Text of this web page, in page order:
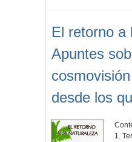
El retorno a
Apuntes
desde los
1.